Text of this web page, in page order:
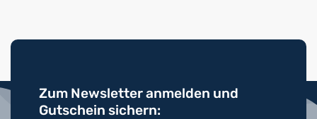
Zum Newsletter anmelden und
Gutschein sichern: